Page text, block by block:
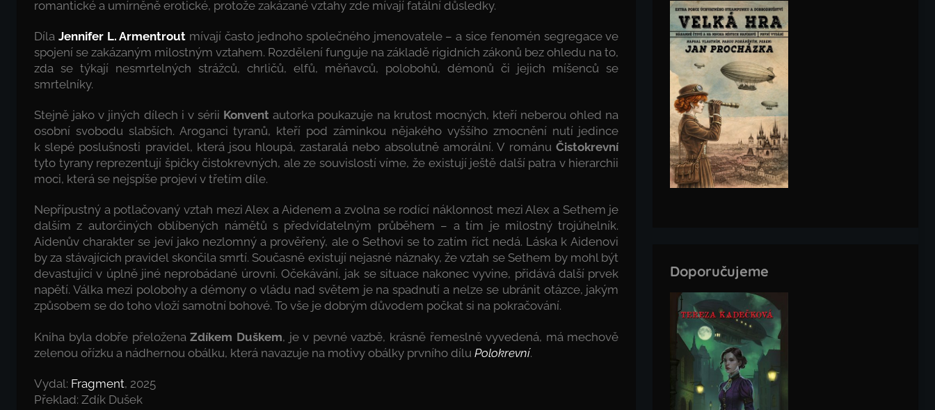
romantické a umírněně erotické, protože zakázané vztahy zde mívají fatální důsledky.
Díla Jennifer L. Armentrout mívají často jednoho společného jmenovatele – a sice fenomén segregace ve
spojení se zakázaným milostným vztahem. Rozdělení funguje na základě rigidních zákonů bez ohledu na to,
zda se týkají nesmrtelných strážců, chrličů, elfů, měňavců, polobohů, démonů či jejich míšenců se
smrtelníky.
Stejně jako v jiných dílech i v sérii Konvent autorka poukazuje na krutost mocných, kteří neberou ohled na
osobní svobodu slabších. Aroganci tyranů, kteří pod záminkou nějakého vyššího zmocnění nutí jedince
k slepé poslušnosti pravidel, která jsou hloupá, zastaralá nebo absolutně amorální. V románuČistokrevní
tyto tyrany reprezentují špičky čistokrevných, ale ze souvislostí víme, že existují ještě další patra v hierarchii
moci, která se nejspíše projeví v třetím díle.
Nepřípustný a potlačovaný vztah mezi Alex a Aidenem a zvolna se rodící náklonnost mezi Alex a Sethem je
dalším z autorčiných oblíbených námětů s předvídatelným průběhem – a tím je milostný trojúhelník.
Aidenův charakter se jeví jako nezlomný a prověřený, ale o Sethovi se to zatím říct nedá. Láska k Aidenovi
by za stávajících pravidel skončila smrtí. Současně existují nejasné náznaky, že vztah se Sethem by mohl být
devastující v úplně jiné neprobádané úrovni. Očekávání, jak se situace nakonec vyvine, přidává další prvek
napětí. Válka mezi polobohy a démony o vládu nad světem je na spadnutí a nelze se ubránit otázce, jakým
způsobem se do toho vloží samotní bohové. To vše je dobrým důvodem počkat si na pokračování.
Kniha byla dobře přeloženaZdíkem Duškem, je v pevné vazbě, krásně řemeslně vyvedená, má mechově
zelenou ořízku a nádhernou obálku, která navazuje na motivy obálky prvního dílu Polokrevní.
Vydal: Fragment, 2025
Překlad: Zdík Dušek
Doporučujeme